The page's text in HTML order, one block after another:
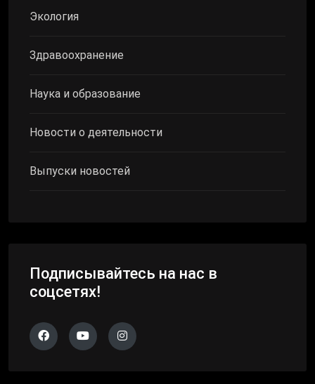
Экология
Здравоохранение
Наука и образование
Новости о деятельности
Выпуски новостей
Подписывайтесь на нас в
соцсетях!